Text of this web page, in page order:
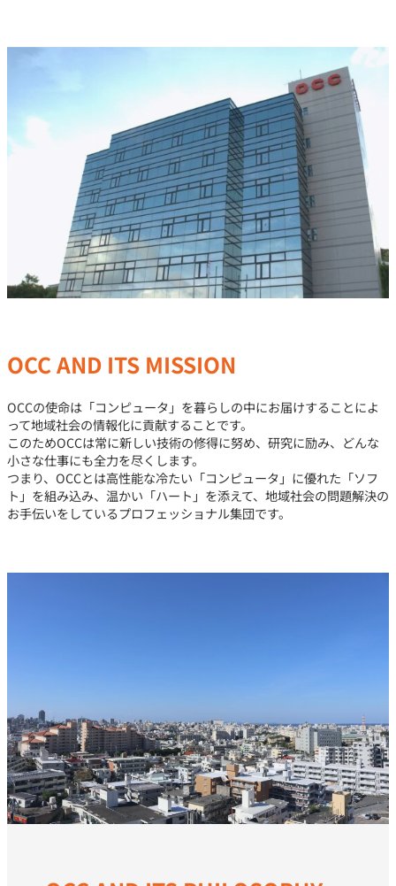
OCC AND ITS MISSION
OCCの使命は「コンピュータ」を暮らしの中にお届けすることによ
って地域社会の情報化に貢献することです。
このためOCCは常に新しい技術の修得に努め、研究に励み、どんな
小さな仕事にも全力を尽くします。
つまり、OCCとは高性能な冷たい「コンピュータ」に優れた「ソフ
ト」を組み込み、温かい「ハート」を添えて、地域社会の問題解決の
お手伝いをしているプロフェッショナル集団です。